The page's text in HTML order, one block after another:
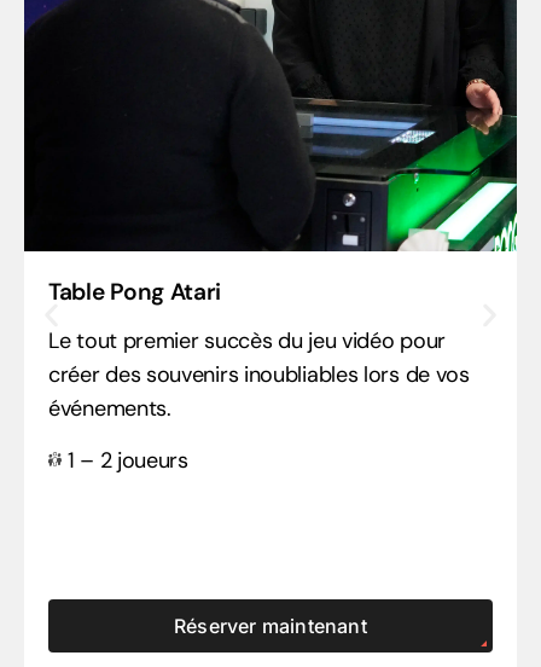
Table Pong Atari
Le tout premier succès du jeu vidéo pour
créer des souvenirs inoubliables lors de vos
événements.
1 – 2 joueurs
Réserver maintenant